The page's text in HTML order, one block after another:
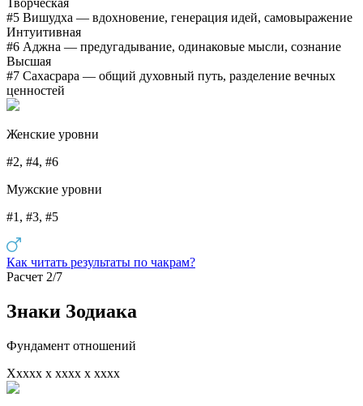
#5 Вишудха — вдохновение, генерация идей, самовыражение
Интуитивная
#6 Аджна — предугадывание, одинаковые мысли, сознание
Высшая
#7 Сахасрара — общий духовный путь, разделение вечных
ценностей
Женские уровни
#2, #4, #6
Мужские уровни
#1, #3, #5
Как читать результаты по чакрам?
Расчет 2/7
Знаки Зодиака
Фундамент отношений
Xxxxx x xxxx x xxxx